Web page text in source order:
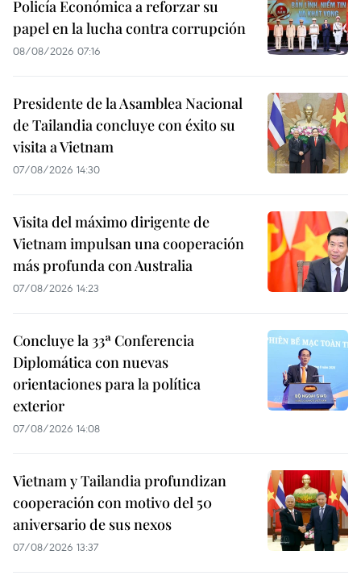
Policía Económica a reforzar su
papel en la lucha contra corrupción
08/08/2026 07:16
Presidente de la Asamblea Nacional
de Tailandia concluye con éxito su
visita a Vietnam
07/08/2026 14:30
Visita del máximo dirigente de
Vietnam impulsan una cooperación
más profunda con Australia
07/08/2026 14:23
Concluye la 33ª Conferencia
Diplomática con nuevas
orientaciones para la política
exterior
07/08/2026 14:08
Vietnam y Tailandia profundizan
cooperación con motivo del 50
aniversario de sus nexos
07/08/2026 13:37